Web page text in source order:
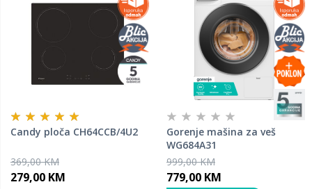
Candy ploča CH64CCB/4U2
369,00 KM
279,00 KM
Gorenje mašina za veš
WG684A31
999,00 KM
779,00 KM